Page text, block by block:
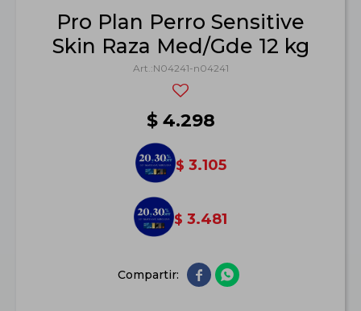
Pro Plan Perro Sensitive
Skin Raza Med/Gde 12 kg
N04241-n04241
$ 4.298
$ 3.105
$ 3.481
 